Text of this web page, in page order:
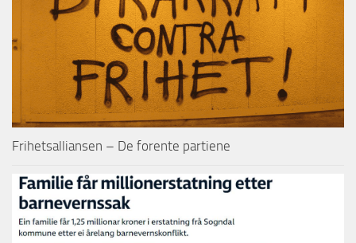
Frihetsalliansen – De forente partiene